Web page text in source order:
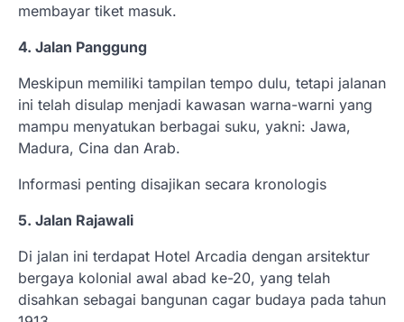
membayar tiket masuk.
4. Jalan Panggung
Meskipun memiliki tampilan tempo dulu, tetapi jalanan
ini telah disulap menjadi kawasan warna-warni yang
mampu menyatukan berbagai suku, yakni: Jawa,
Madura, Cina dan Arab.
Informasi penting disajikan secara kronologis
5. Jalan Rajawali
Di jalan ini terdapat Hotel Arcadia dengan arsitektur
bergaya kolonial awal abad ke-20, yang telah
disahkan sebagai bangunan cagar budaya pada tahun